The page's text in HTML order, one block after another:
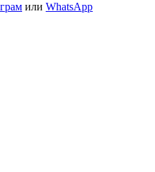
или WhatsApp